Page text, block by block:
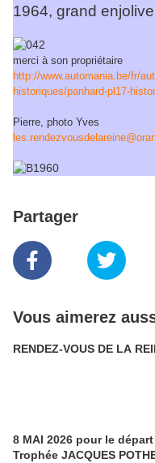
1964, grand
merci à son propriétaire
http://www.automania.be/fr/
historiques/panhard-pl17-
Pierre, photo Yves
Partager
Vous aimerez
RENDEZ-VOUS DE LA
8 MAI 2026 pour le
Trophée JACQUES